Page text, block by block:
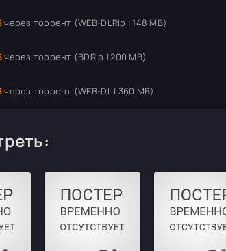
через торрент (WEB-DLRip | 148 MB)
через торрент (BDRip | 200 MB)
через торрент (WEB-DL | 360 MB)